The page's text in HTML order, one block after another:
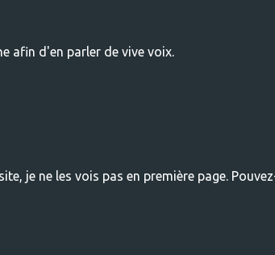
afin d'en parler de vive voix.
je ne les vois pas en première page.